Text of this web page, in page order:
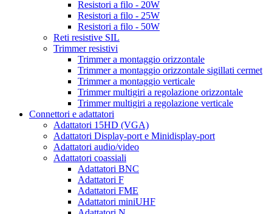
Resistori a filo - 20W
Resistori a filo - 25W
Resistori a filo - 50W
Reti resistive SIL
Trimmer resistivi
Trimmer a montaggio orizzontale
Trimmer a montaggio orizzontale sigillati cermet
Trimmer a montaggio verticale
Trimmer multigiri a regolazione orizzontale
Trimmer multigiri a regolazione verticale
Connettori e adattatori
Adattatori 15HD (VGA)
Adattatori Display-port e Minidisplay-port
Adattatori audio/video
Adattatori coassiali
Adattatori BNC
Adattatori F
Adattatori FME
Adattatori miniUHF